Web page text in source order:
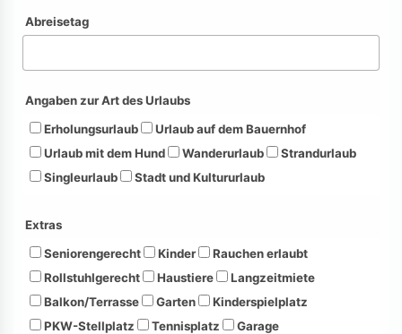
Abreisetag
Angaben zur Art des Urlaubs
Erholungsurlaub
Urlaub auf dem Bauernhof
Urlaub mit dem Hund
Wanderurlaub
Strandurlaub
Singleurlaub
Stadt und Kultururlaub
Extras
Seniorengerecht
Kinder
Rauchen erlaubt
Rollstuhlgerecht
Haustiere
Langzeitmiete
Balkon/Terrasse
Garten
Kinderspielplatz
PKW-Stellplatz
Tennisplatz
Garage